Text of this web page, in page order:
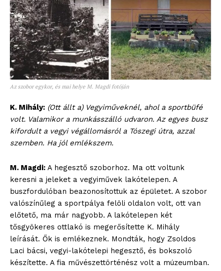
blogSZOLNOK
szubjektív élményportál
ELŐFIZETÉS
Hasznos
Az szobor egykor, és mai helye M. Magdi fotóján
K. Mihály: (Ott állt a) Vegyiműveknél, ahol a sportbüfé
volt. Valamikor a munkásszálló udvaron. Az egyes busz
kifordult a vegyi végállomásról a Tószegi útra, azzal
szemben. Ha jól emlékszem.
M. Magdi: A hegesztő szoborhoz. Ma ott voltunk
keresni a jeleket a vegyiművek lakótelepen. A
buszfordulóban beazonosítottuk az épületet. A szobor
valószínűleg a sportpálya felöli oldalon volt, ott van
előtető, ma már nagyobb. A lakótelepen két
tősgyökeres ottlakó is megerősítette K. Mihály
leírását. Ők is emlékeznek. Mondták, hogy Zsoldos
Laci bácsi, vegyi-lakótelepi hegesztő, és bokszoló
készítette. A fia művészettörténész volt a múzeumban.